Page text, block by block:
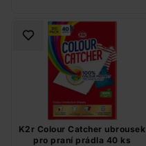
K2r Colour Catcher ubrousek
pro praní prádla 40 ks